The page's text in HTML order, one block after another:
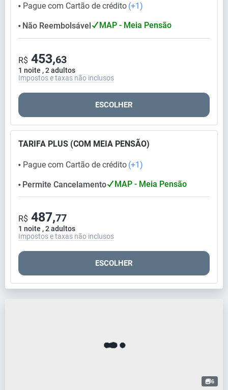
⬤ Pague com Cartão de crédito (+1)
⬤ Não Reembolsável MAP - Meia Pensão
1 noite , 2 adultos
R$ 453,63
Impostos e taxas não inclusos
ESCOLHER
TARIFA PLUS (COM MEIA PENSÃO)
⬤ Pague com Cartão de crédito (+1)
⬤ Permite Cancelamento MAP - Meia Pensão
1 noite , 2 adultos
R$ 487,77
Impostos e taxas não inclusos
ESCOLHER
6